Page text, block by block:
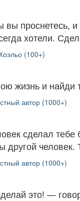
проснетесь, и
хотели.
(100+)
жизнь и найди
автор (1000+)
сделал
другой
автор (1000+)
это! —